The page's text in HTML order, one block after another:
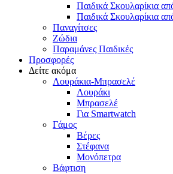
Παιδικά Σκουλαρίκια
Παιδικά Σκουλαρίκια
Παναγίτσες
Ζώδια
Παραμάνες Παιδικές
Προσφορές
Δείτε ακόμα
Λουράκια-Μπρασελέ
Λουράκι
Μπρασελέ
Για Smartwatch
Γάμος
Βέρες
Στέφανα
Μονόπετρα
Βάφτιση